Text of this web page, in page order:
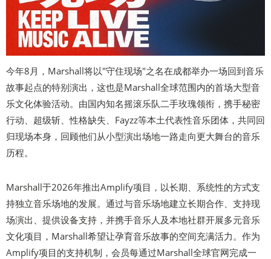
今年8月，Marshall将以"守住现场"之名在成都举办一场回到音乐
故事起点的特别演出，这也是Marshall全球范围内的首场大型音
乐文化体验活动。由国内知名摇滚乐队二手玫瑰领衔，携手秘密
行动、超级斩、性格缺失、Fayzz等本土代表性音乐团体，共同回
归现场本身，回顾他们从小型演出场地一路走向更大舞台的音乐
历程。
Marshall于2026年推出Amplify项目，以长期、系统性的方式支
持独立音乐场地的发展。通过与音乐场地建立长期合作、支持现
场演出、提供设备支持，并携手音乐人及本地社群开展多元音乐
文化项目，Marshall希望让孕育音乐故事的空间充满活力。作为
Amplify项目的支持机制，会员每通过Marshall全球官网完成一